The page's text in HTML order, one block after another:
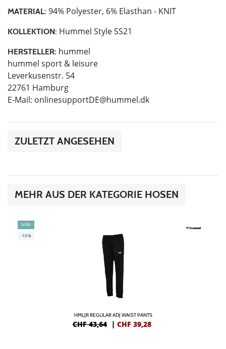
MATERIAL: 94% Polyester, 6% Elasthan - KNIT
KOLLEKTION: Hummel Style SS21
HERSTELLER: hummel
hummel sport & leisure
Leverkusenstr. 54
22761 Hamburg
E-Mail: onlinesupportDE@hummel.dk
ZULETZT ANGESEHEN
MEHR AUS DER KATEGORIE HOSEN
NEW
-10%
HMLJR REGULAR ADJ WAIST PANTS
CHF 43,64 | CHF 39,28